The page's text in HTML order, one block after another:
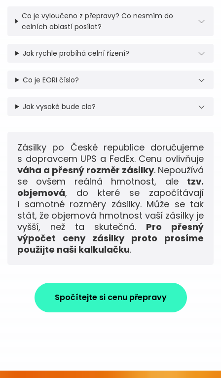
Co je vyloučeno z přepravy? Co nesmím do
celních oblastí posílat?
Jak rychle probíhá celní řízení?
Co je EORI číslo?
Jak vysoké bude clo?
Zásilky po České republice doručujeme
s dopravcem UPS a FedEx. Cenu ovlivňuje
váha a přesný rozměr zásilky. Nepoužívá
se ovšem reálná hmotnost, ale tzv.
objemová, do které se započítávají
i samotné rozměry zásilky. Může se tak
stát, že objemová hmotnost vaší zásilky je
vyšší, než ta skutečná. Pro přesný
výpočet ceny zásilky proto prosíme
použijte naši kalkulačku.
Spočítejte si cenu přepravy